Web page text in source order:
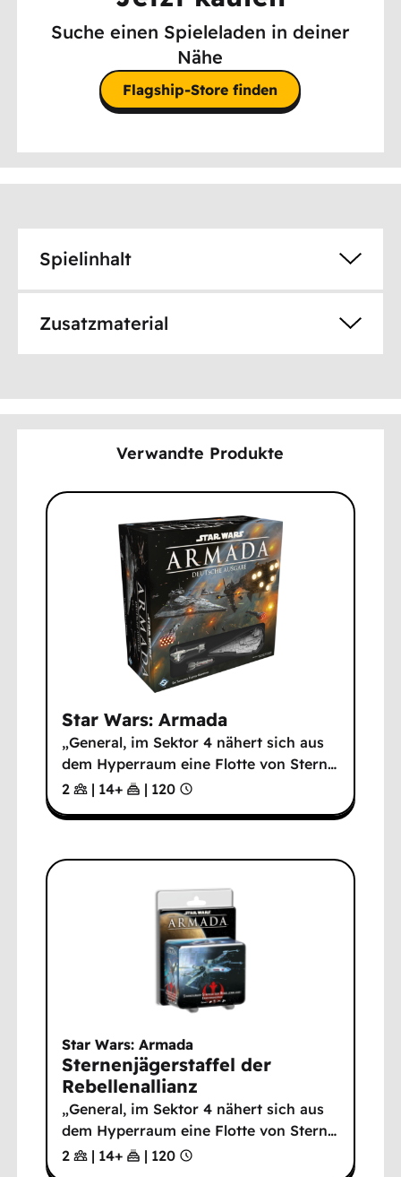
Suche einen Spieleladen in deiner
Nähe
Flagship-Store finden
Spielinhalt
Zusatzmaterial
Verwandte Produkte
Star Wars: Armada
„General, im Sektor 4 nähert sich aus
dem Hyperraum eine Flotte von Stern…
2
| 14+ | 120
Star Wars: Armada
Sternenjägerstaffel der
Rebellenallianz
„General, im Sektor 4 nähert sich aus
dem Hyperraum eine Flotte von Stern…
2
| 14+ | 120